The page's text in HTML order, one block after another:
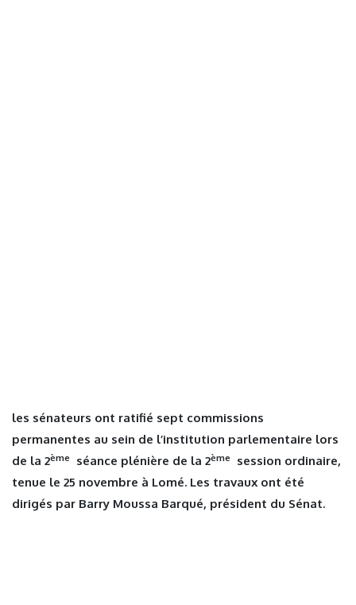
les sénateurs ont ratifié sept commissions
permanentes au sein de l’institution parlementaire lors
de la 2ème séance plénière de la 2ème
session ordinaire,
tenue le 25 novembre à Lomé. Les travaux ont été
dirigés par Barry Moussa Barqué, président du Sénat.